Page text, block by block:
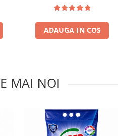
ADAUGA IN COS
MAI NOI